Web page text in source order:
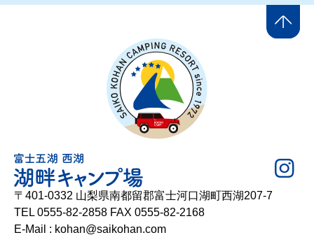
〒401-0332 山梨県南都留郡富士河口湖町西湖207-7
TEL 0555-82-2858 FAX 0555-82-2168
E-Mail : kohan@saikohan.com